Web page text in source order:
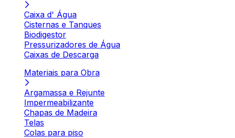
Caixa d' Água
Cisternas e Tanques
Biodigestor
Pressurizadores de Água
Caixas de Descarga
Materiais para Obra
Argamassa e Rejunte
Impermeabilizante
Chapas de Madeira
Telas
Colas para piso